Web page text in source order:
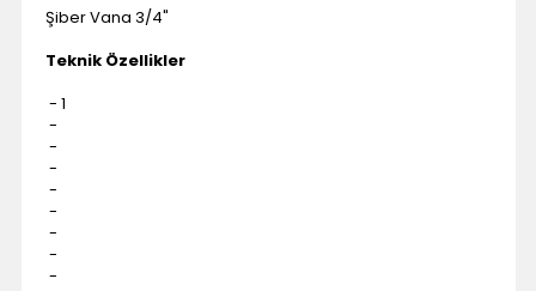
Şiber Vana 3/4"
Teknik Özellikler
- 1
-
-
-
-
-
-
-
-